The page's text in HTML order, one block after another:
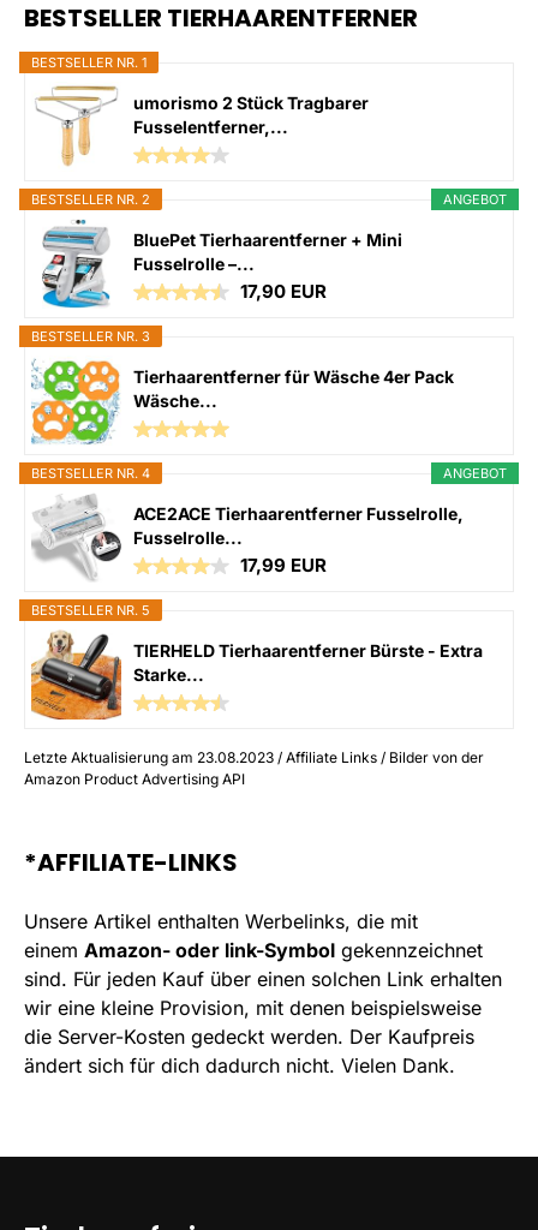
BESTSELLER TIERHAARENTFERNER
BESTSELLER NR. 1
umorismo 2 Stück Tragbarer
Fusselentferner,...
ANGEBOT
BESTSELLER NR. 2
BluePet Tierhaarentferner + Mini
Fusselrolle –...
17,90 EUR
BESTSELLER NR. 3
Tierhaarentferner für Wäsche 4er Pack
Wäsche...
ANGEBOT
BESTSELLER NR. 4
ACE2ACE Tierhaarentferner Fusselrolle,
Fusselrolle...
17,99 EUR
BESTSELLER NR. 5
TIERHELD Tierhaarentferner Bürste - Extra
Starke...
Letzte Aktualisierung am 23.08.2023 / Affiliate Links / Bilder von der
Amazon Product Advertising API
*AFFILIATE-LINKS
Unsere Artikel enthalten Werbelinks, die mit
einem Amazon- oder link-Symbol gekennzeichnet
sind. Für jeden Kauf über einen solchen Link erhalten
wir eine kleine Provision, mit denen beispielsweise
die Server-Kosten gedeckt werden. Der Kaufpreis
ändert sich für dich dadurch nicht. Vielen Dank.